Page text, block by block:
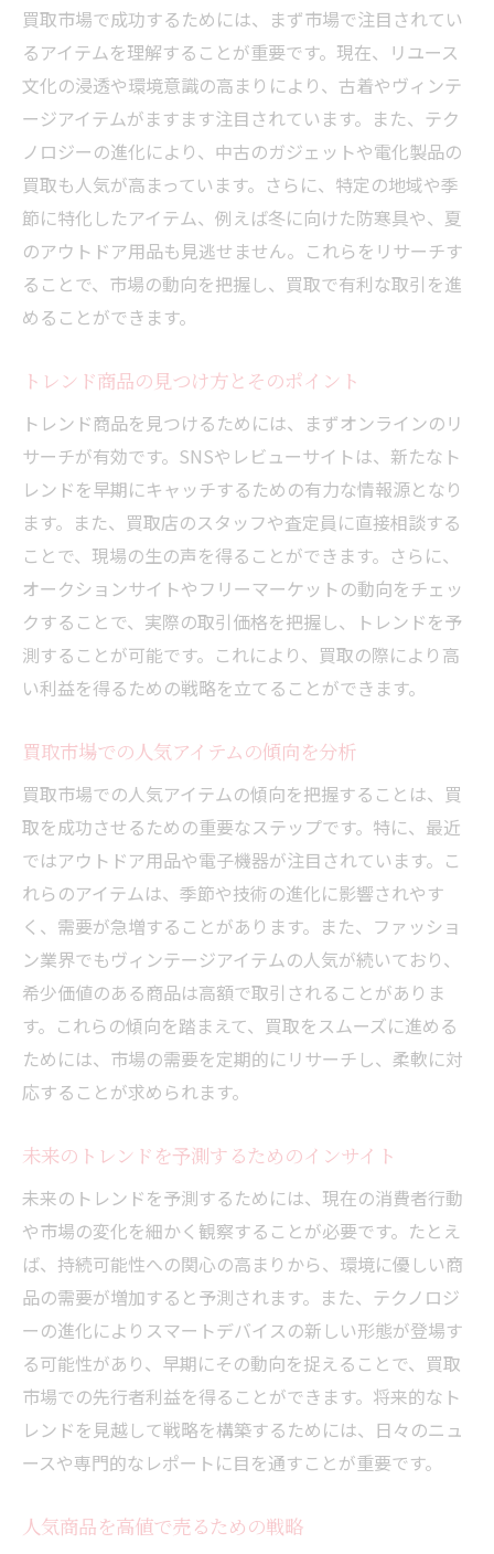
買取市場で成功するためには、まず市場で注目されてい
るアイテムを理解することが重要です。現在、リユース
文化の浸透や環境意識の高まりにより、古着やヴィンテ
ージアイテムがますます注目されています。また、テク
ノロジーの進化により、中古のガジェットや電化製品の
買取も人気が高まっています。さらに、特定の地域や季
節に特化したアイテム、例えば冬に向けた防寒具や、夏
のアウトドア用品も見逃せません。これらをリサーチす
ることで、市場の動向を把握し、買取で有利な取引を進
めることができます。
トレンド商品の見つけ方とそのポイント
トレンド商品を見つけるためには、まずオンラインのリ
サーチが有効です。SNSやレビューサイトは、新たなト
レンドを早期にキャッチするための有力な情報源となり
ます。また、買取店のスタッフや査定員に直接相談する
ことで、現場の生の声を得ることができます。さらに、
オークションサイトやフリーマーケットの動向をチェッ
クすることで、実際の取引価格を把握し、トレンドを予
測することが可能です。これにより、買取の際により高
い利益を得るための戦略を立てることができます。
買取市場での人気アイテムの傾向を分析
買取市場での人気アイテムの傾向を把握することは、買
取を成功させるための重要なステップです。特に、最近
ではアウトドア用品や電子機器が注目されています。こ
れらのアイテムは、季節や技術の進化に影響されやす
く、需要が急増することがあります。また、ファッショ
ン業界でもヴィンテージアイテムの人気が続いており、
希少価値のある商品は高額で取引されることがありま
す。これらの傾向を踏まえて、買取をスムーズに進める
ためには、市場の需要を定期的にリサーチし、柔軟に対
応することが求められます。
未来のトレンドを予測するためのインサイト
未来のトレンドを予測するためには、現在の消費者行動
や市場の変化を細かく観察することが必要です。たとえ
ば、持続可能性への関心の高まりから、環境に優しい商
品の需要が増加すると予測されます。また、テクノロジ
ーの進化によりスマートデバイスの新しい形態が登場す
る可能性があり、早期にその動向を捉えることで、買取
市場での先行者利益を得ることができます。将来的なト
レンドを見越して戦略を構築するためには、日々のニュ
ースや専門的なレポートに目を通すことが重要です。
人気商品を高値で売るための戦略